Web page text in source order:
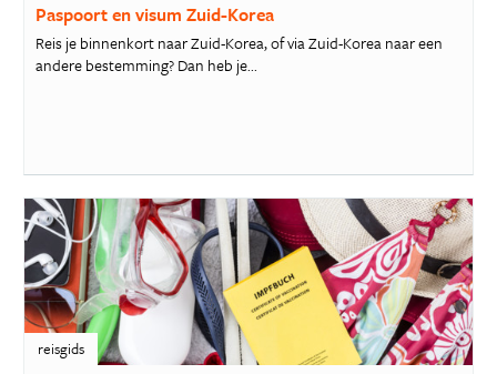
Paspoort en visum Zuid-Korea
Reis je binnenkort naar Zuid-Korea, of via Zuid-Korea naar een
andere bestemming? Dan heb je...
reisgids